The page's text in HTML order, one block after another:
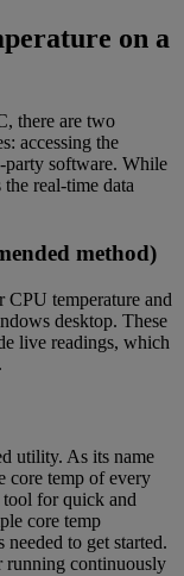
on a
there are two
accessing the
party software. While
real-time data
method)
CPU temperature and
desktop. These
live readings, which
utility. As its name
core temp of every
for quick and
core temp
to get started.
running continuously